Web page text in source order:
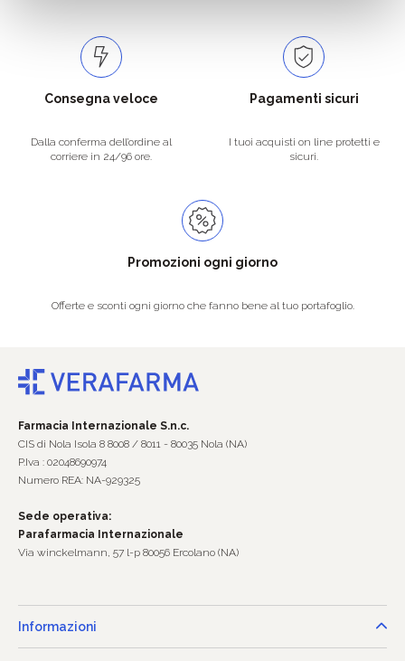
Consegna veloce
Dalla conferma dell’ordine al
corriere in 24/96 ore.
Pagamenti sicuri
I tuoi acquisti on line protetti e
sicuri.
Promozioni ogni giorno
Offerte e sconti ogni giorno che fanno bene al tuo portafoglio.
Farmacia Internazionale S.n.c.
CIS di Nola Isola 8 8008 / 8011 - 80035 Nola (NA)
P.Iva : 02048690974
Numero REA: NA-929325
Sede operativa:
Parafarmacia Internazionale
Via winckelmann, 57 l-p 80056 Ercolano (NA)
Informazioni